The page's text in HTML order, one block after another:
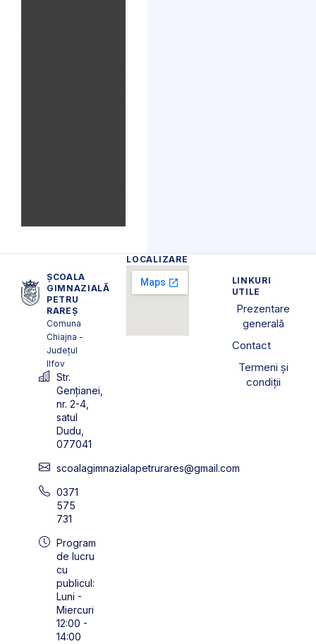
ȘCOALA
GIMNAZIALĂ
PETRU
RAREȘ
Comuna
Chiajna -
Județul
Ilfov
Str.
Gențianei,
nr. 2-4,
satul
Dudu,
077041
scoalagimnazialapetrurares@gmail.com
0371
575
731
Program
de lucru
cu
publicul:
Luni -
Miercuri
12:00 -
14:00
LOCALIZARE
LINKURI
UTILE
Prezentare
generală
Contact
Termeni și
condiții